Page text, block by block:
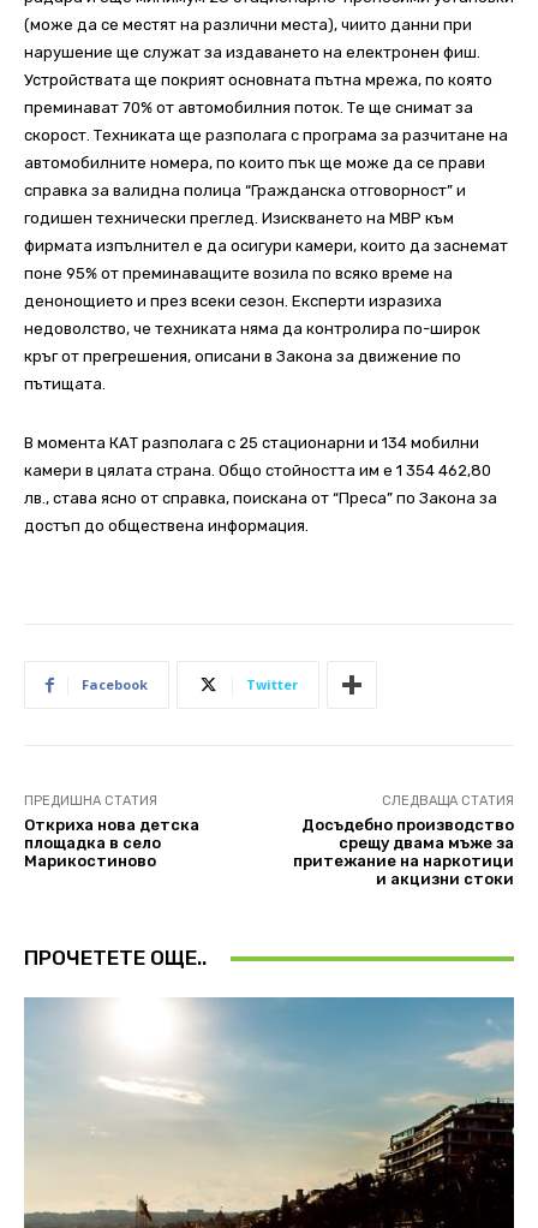
(може да се местят на различни места), чиито данни при
нарушение ще служат за издаването на електронен фиш.
Устройствата ще покрият основната пътна мрежа, по която
преминават 70% от автомобилния поток. Те ще снимат за
скорост. Техниката ще разполага с програма за разчитане на
автомобилните номера, по които пък ще може да се прави
справка за валидна полица “Гражданска отговорност” и
годишен технически преглед. Изискването на МВР към
фирмата изпълнител е да осигури камери, които да заснемат
поне 95% от преминаващите возила по всяко време на
денонощието и през всеки сезон. Експерти изразиха
недоволство, че техниката няма да контролира по-широк
кръг от прегрешения, описани в Закона за движение по
пътищата.
В момента КАТ разполага с 25 стационарни и 134 мобилни
камери в цялата страна. Общо стойността им е 1 354 462,80
лв., става ясно от справка, поискана от “Преса” по Закона за
достъп до обществена информация.
Facebook Twitter
ПРЕДИШНА СТАТИЯ
Откриха нова детска
площадка в село
Марикостиново
СЛЕДВАЩА СТАТИЯ
Досъдебно производство
срещу двама мъже за
притежание на наркотици
и акцизни стоки
ПРОЧЕТЕТЕ ОЩЕ..